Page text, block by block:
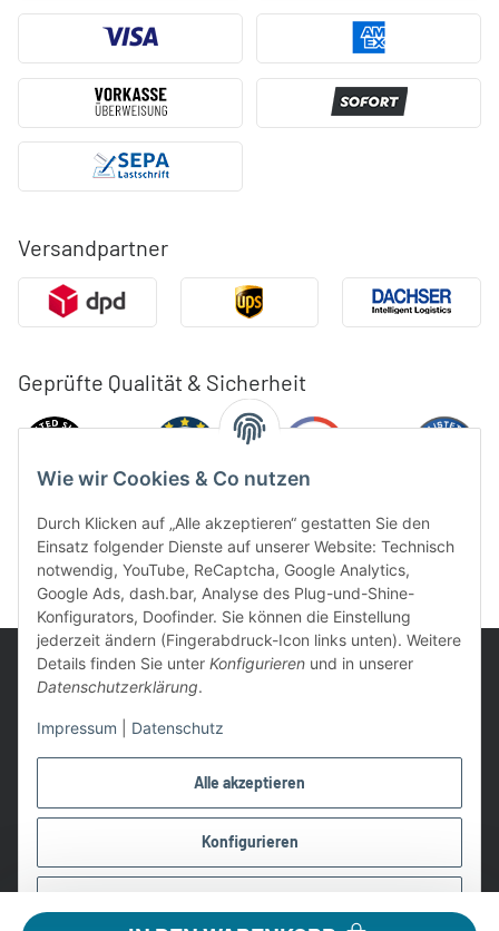
Alle akzeptieren
Konfigurieren
Wie wir Cookies & Co nutzen
Durch Klicken auf „Alle akzeptieren“ gestatten Sie den
Einsatz folgender Dienste auf unserer Website: Technisch
notwendig, YouTube, ReCaptcha, Google Analytics,
Google Ads, dash.bar, Analyse des Plug-und-Shine-
Konfigurators, Doofinder. Sie können die Einstellung
jederzeit ändern (Fingerabdruck-Icon links unten). Weitere
Details finden Sie unter Konfigurieren und in unserer
Datenschutzerklärung.
Impressum Datenschutz
Versandpartner
Geprüfte Qualität & Sicherheit
UVP: Ist die unverbindliche Preisempfehlung des Herstellers für
* Gratis Versand ab 99 € innerhalb Deutschlands
Wir nutzen Trusted Shops als unabhängigen Dienstleister für die
Einholung von Bewertungen. Trusted Shops hat Maßnahmen
getroffen, um sicherzustellen, dass es es sich um echte